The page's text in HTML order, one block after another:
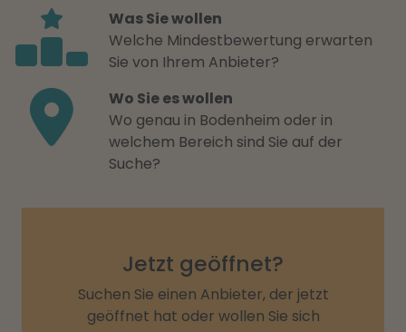
Was Sie wollen
Welche Mindestbewertung erwarten
Sie von Ihrem Anbieter?
Wo Sie es wollen
Wo genau in Bodenheim oder in
welchem Bereich sind Sie auf der
Suche?
Jetzt geöffnet?
Suchen Sie einen Anbieter, der jetzt
geöffnet hat oder wollen Sie sich